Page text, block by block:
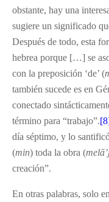
obstante, hay una
sugiere un significado
Después de todo, esta
hebrea porque […] se
con la preposición ‘de’ (
también sucede es en
conectado
término para “trabajo”.
día séptimo, y lo
(min) toda la obra (melā’
creación”.
En otras palabras, solo